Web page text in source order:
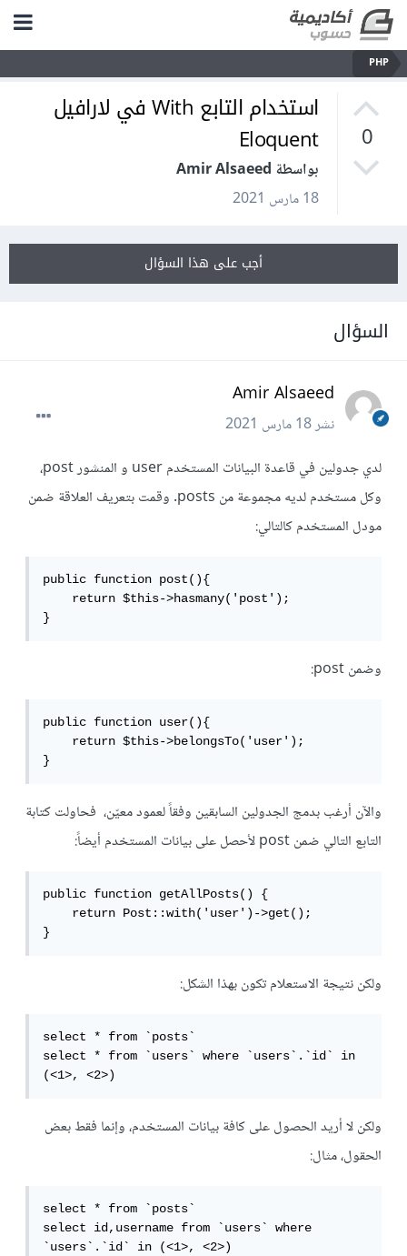
PHP
0
استخدام التابع With في لارافيل
Eloquent
بواسطة Amir Alsaeed
18 مارس 2021
أجب على هذا السؤال
السؤال
Amir Alsaeed
نشر18 مارس 2021
لدي جدولين في قاعدة البيانات المستخدم user و المنشور post،
وكل مستخدم لديه مجموعة من posts. وقمت بتعريف العلاقة ضمن
مودل المستخدم كالتالي:
public function post(){
    return $this->hasmany('post');
}
وضمن post:
public function user(){
    return $this->belongsTo('user');
}
والآن أرغب بدمج الجدولين السابقين وفقاً لعمود معيّن، فحاولت كتابة
التابع التالي ضمن post لأحصل على بيانات المستخدم أيضاً:
public function getAllPosts() {
    return Post::with('user')->get();
}
ولكن نتيجة الاستعلام تكون بهذا الشكل:
select * from `posts`
select * from `users` where `users`.`id` in
(<1>, <2>)
ولكن لا أريد الحصول على كافة بيانات المستخدم، وإنما فقط بعض
الحقول، مثال:
select * from `posts`
select id,username from `users` where
`users`.`id` in (<1>, <2>)